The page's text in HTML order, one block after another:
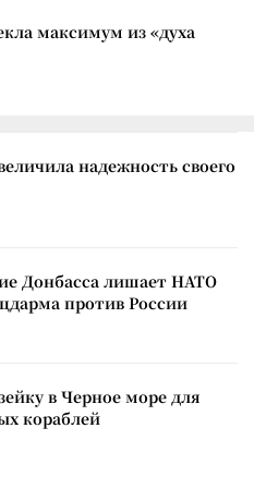
максимум из «духа
надежность своего
Донбасса лишает НАТО
против России
в Черное море для
кораблей